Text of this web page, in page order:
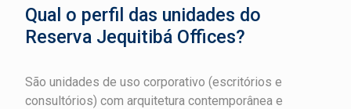
Qual o perfil das unidades do
Reserva Jequitibá Offices?
São unidades de uso corporativo (escritórios e
consultórios) com arquitetura contemporânea e